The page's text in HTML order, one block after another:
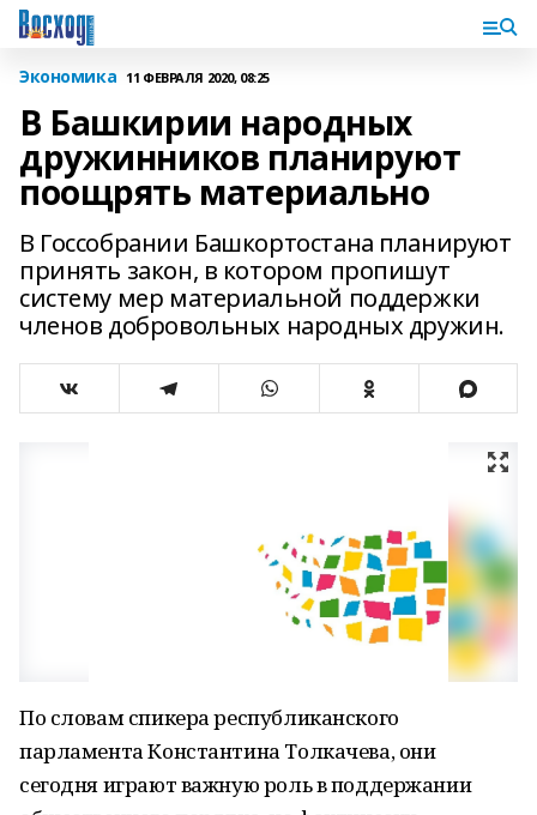
Экономика 11 ФЕВРАЛЯ 2020, 08:25
В Башкирии народных
дружинников планируют
поощрять материально
В Госсобрании Башкортостана планируют
принять закон, в котором пропишут
систему мер материальной поддержки
членов добровольных народных дружин.
По словам спикера республиканского
парламента Константина Толкачева, они
сегодня играют важную роль в поддержании